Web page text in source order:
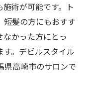
術が可能です。ト
短髪の方にもおすす
かった方にとっ
。デビルスタイル
県高崎市のサロンで